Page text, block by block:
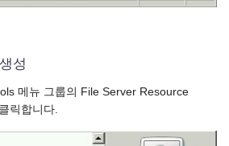
성
메뉴 그룹의 File Server Resource
릭합니다.